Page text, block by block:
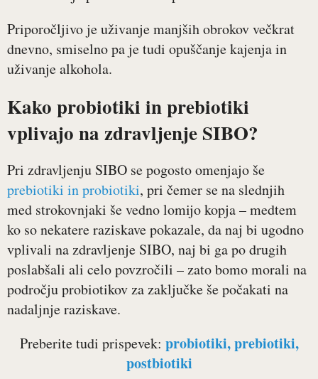
Priporočljivo je uživanje manjših obrokov večkrat
dnevno, smiselno pa je tudi opuščanje kajenja in
uživanje alkohola.
Kako probiotiki in prebiotiki
vplivajo na zdravljenje SIBO?
Pri zdravljenju SIBO se pogosto omenjajo še
prebiotiki in probiotiki, pri čemer se na slednjih
med strokovnjaki še vedno lomijo kopja – medtem
ko so nekatere raziskave pokazale, da naj bi ugodno
vplivali na zdravljenje SIBO, naj bi ga po drugih
poslabšali ali celo povzročili – zato bomo morali na
področju probiotikov za zaključke še počakati na
nadaljnje raziskave.
Preberite tudi prispevek: probiotiki, prebiotiki,
postbiotiki